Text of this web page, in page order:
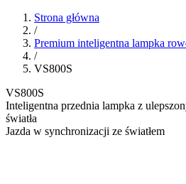
Strona główna
/
Premium inteligentna lampka
/
VS800S
VS800S
Inteligentna przednia lampka z
światła
Jazda w synchronizacji ze światłem